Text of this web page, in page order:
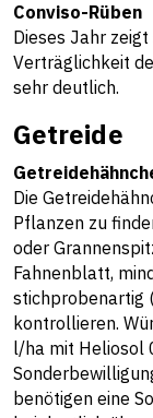
Conviso-Rüben
Dieses Jahr
Verträglichkeit
sehr deutlich.
Getreide
Die
Pflanzen zu
oder
Fahnenblatt,
stichprobenartig
kontrollieren.
l/ha mit Heliosol
benötigen eine